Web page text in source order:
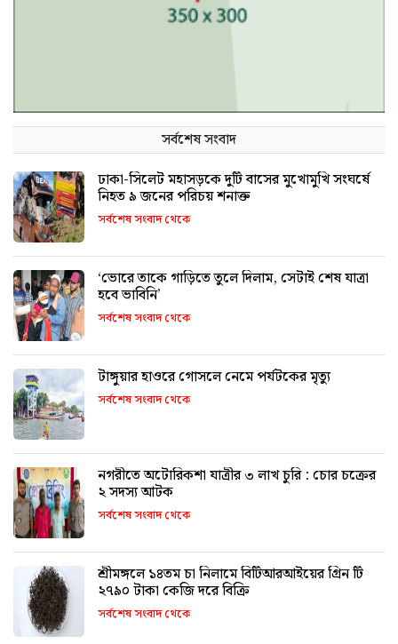
সর্বশেষ সংবাদ
ঢাকা-সিলেট মহাসড়কে দুটি বাসের মুখোমুখি সংঘর্ষে
নিহত ৯ জনের পরিচয় শনাক্ত
সর্বশেষ সংবাদ থেকে
‘ভোরে তাকে গাড়িতে তুলে দিলাম, সেটাই শেষ যাত্রা
হবে ভাবিনি’
সর্বশেষ সংবাদ থেকে
টাঙ্গুয়ার হাওরে গোসলে নেমে পর্যটকের মৃত্যু
সর্বশেষ সংবাদ থেকে
নগরীতে অটোরিকশা যাত্রীর ৩ লাখ চুরি : চোর চক্রের
২ সদস্য আটক
সর্বশেষ সংবাদ থেকে
শ্রীমঙ্গলে ১৪তম চা নিলামে বিটিআরআইয়ের গ্রিন টি
২৭৯০ টাকা কেজি দরে বিক্রি
সর্বশেষ সংবাদ থেকে